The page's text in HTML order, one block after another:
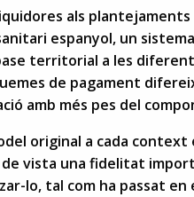
als
espanyol, un
territorial a les
de pagament
amb més pes del
original a cada context
vista una fidelitat
lo, tal com ha passat en